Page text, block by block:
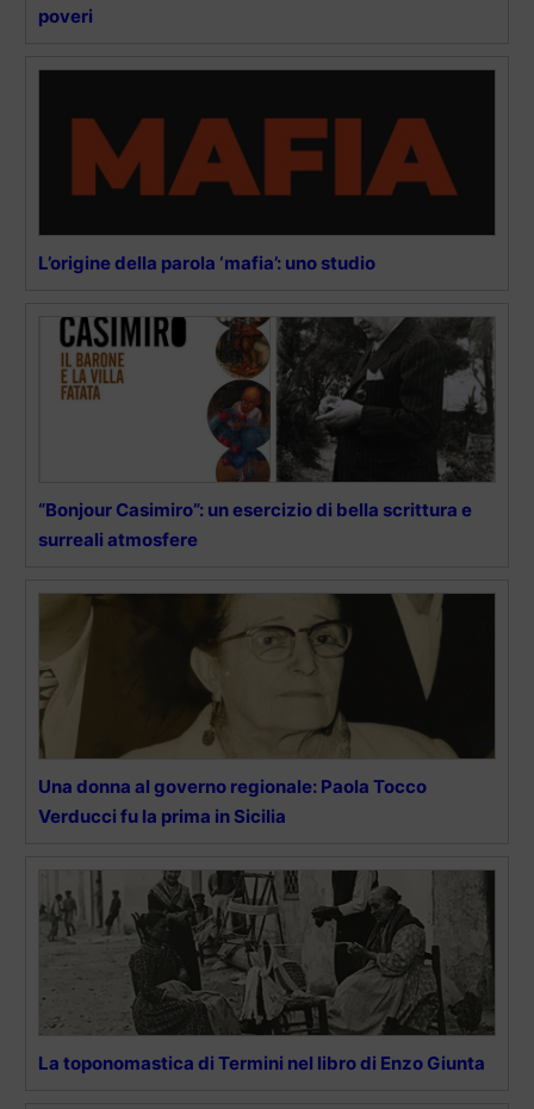
poveri
L’origine della parola ‘mafia’: uno studio
“Bonjour Casimiro”: un esercizio di bella scrittura e
surreali atmosfere
Una donna al governo regionale: Paola Tocco
Verducci fu la prima in Sicilia
La toponomastica di Termini nel libro di Enzo Giunta